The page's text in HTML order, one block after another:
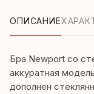
ОПИСАНИЕ
Бра Newport со
аккуратная
дополнен